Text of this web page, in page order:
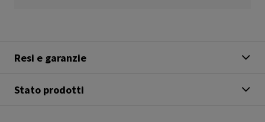
Resi e garanzie
Stato prodotti